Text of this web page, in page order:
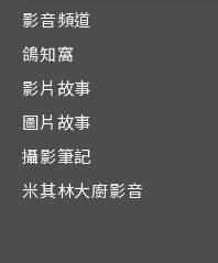
影音頻道
鴿知窩
影片故事
圖片故事
攝影筆記
米其林大廚影音